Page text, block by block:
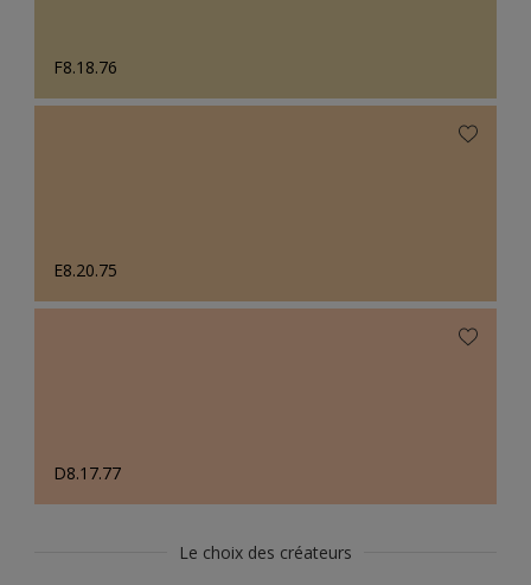
F8.18.76
E8.20.75
D8.17.77
Le choix des créateurs